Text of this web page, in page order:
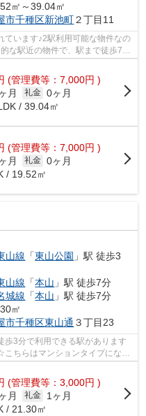
㎡～39.04㎡
市千種区新池町２丁目11
ています♪2駅利用可能な物件なの
な駅近の物件で、駅まで徒歩7分
(管理費等：7,000円 )
月 礼金 0ヶ月
/ 39.04㎡
(管理費等：7,000円 )
月 礼金 0ヶ月
/ 19.52㎡
山線 「東山公園 」駅 徒歩3
山線 「本山 」駅 徒歩7分
城線 「本山 」駅 徒歩7分
㎡
市千種区東山通 ３丁目23
3分で利用できる駅があります
ちらはマンションタイプになり
...
(管理費等：3,000円 )
月 礼金
1ヶ月
/ 21.30㎡